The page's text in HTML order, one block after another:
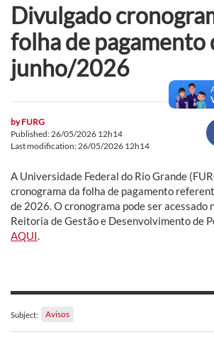
Divulgado
folha de pagamento
junho/2026
byFURG
Published: 26/05/2026 12h14
Last modification: 26/05/2026 12h14
A Universidade Federal do Rio Grande
cronograma da folha de pagamento
de 2026. O cronograma pode ser acessado
Reitoria de Gestão e Desenvolvimento de
AQUI
Subject: Avisos